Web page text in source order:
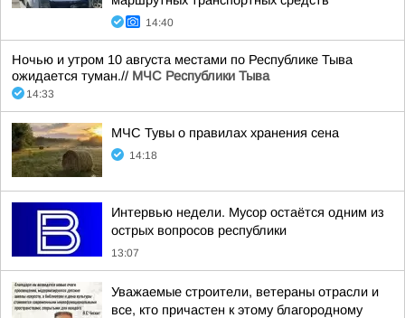
14:40
Ночью и утром 10 августа местами по Республике Тыва
ожидается туман.// МЧС Республики Тыва
14:33
МЧС Тувы о правилах хранения сена
14:18
Интервью недели. Мусор остаётся одним из
острых вопросов республики
13:07
Уважаемые строители, ветераны отрасли и
все, кто причастен к этому благородному